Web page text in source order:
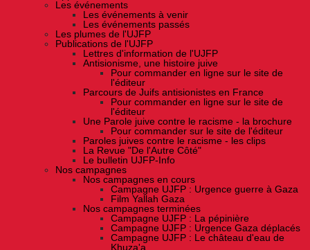
Les événements
Les événements à venir
Les événements passés
Les plumes de l'UJFP
Publications de l'UJFP
Lettres d'information de l'UJFP
Antisionisme, une histoire juive
Pour commander en ligne sur le site de
l'éditeur
Parcours de Juifs antisionistes en France
Pour commander en ligne sur le site de
l'éditeur
Une Parole juive contre le racisme - la brochure
Pour commander sur le site de l'éditeur
Paroles juives contre le racisme - les clips
La Revue "De l'Autre Côté"
Le bulletin UJFP-Info
Nos campagnes
Nos campagnes en cours
Campagne UJFP : Urgence guerre à Gaza
Film Yallah Gaza
Nos campagnes terminées
Campagne UJFP : La pépinière
Campagne UJFP : Urgence Gaza déplacés
Campagne UJFP : Le château d'eau de
Khuza'a